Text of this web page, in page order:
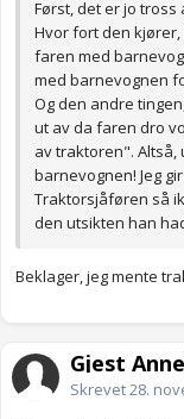
Først, det er jo
Hvor fort den kjører,
faren med
med barnevognen
Og den andre
ut av da faren dro
av traktoren". Altså,
barnevognen! Jeg
Traktorsjåføren så
den utsikten han
Beklager, jeg mente
Gjest
Skrevet28.